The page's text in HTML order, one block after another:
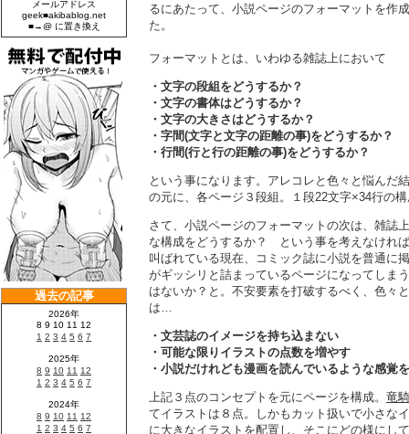
るにあたって、小説ページのフォーマットを作
た。
フォーマットとは、いわゆる雑誌上において
・文字の段組をどうするか？
・文字の書体はどうするか？
・文字の大きさはどうするか？
・字間(文字と文字の距離の事)をどうするか？
・行間(行と行の距離の事)をどうするか？
という事になります。アレコレと色々と悩んだ
の元に、各ページ３段組。１段22文字×34行の
さて、小説ページのフォーマットの次は、雑誌
な構成をどうするか？ という事を考えなけれ
叫ばれている現在、コミック誌に小説を普通
がギッシリと詰まっているページになってしま
はないか？と。不安要素を打破するべく、色々
は…
・文芸誌のイメージを持ち込まない
・可能な限りイラストの点数を増やす
・小説だけれども漫画を読んでいるような感覚
上記３点のコンセプトを元にページを構成。 竜
てイラストは８点。しかもカット扱いで小さな
に大きなイラストを配置し、そこにどの様に